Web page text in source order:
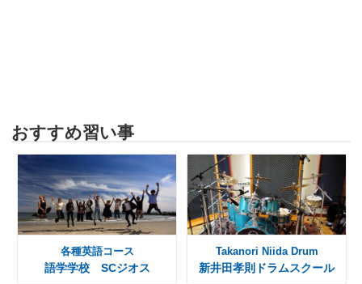
おすすめ習い事
各種英語コース
語学学校 SCジオス
Takanori Niida Drum
新井田孝則ドラムスクール